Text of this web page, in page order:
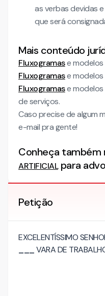
as verbas devidas
que será
Mais conteúdo
Fluxogramase modelos
Fluxogramase
Fluxogramase
de serviços.
Caso precise de algum
e-mail pra gente!
Conheça também
ARTIFICIALpara
Petição
EXCELENTÍSSIMO
VARA DE